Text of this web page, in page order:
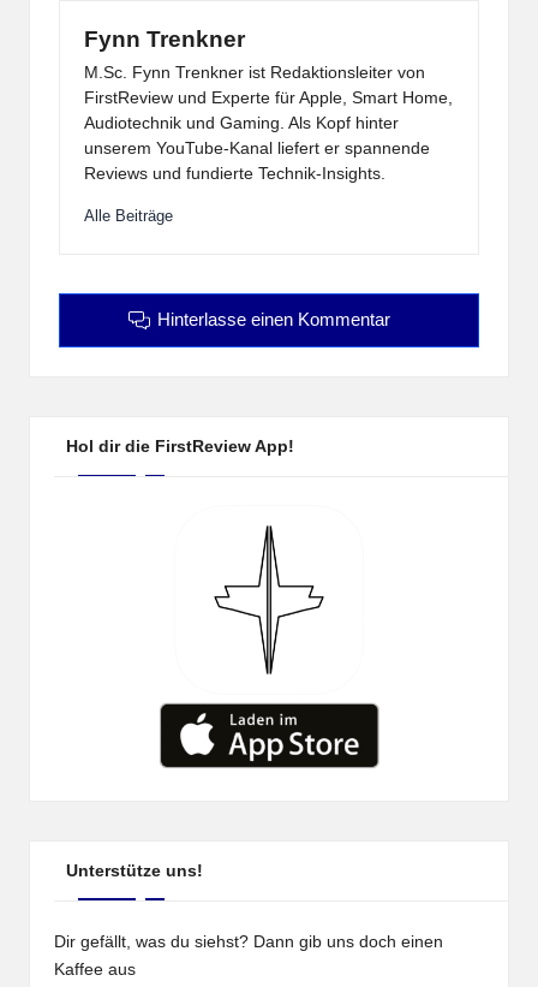
Fynn Trenkner
M.Sc. Fynn Trenkner ist Redaktionsleiter von
FirstReview und Experte für Apple, Smart Home,
Audiotechnik und Gaming. Als Kopf hinter
unserem YouTube-Kanal liefert er spannende
Reviews und fundierte Technik-Insights.
Alle Beiträge
Hinterlasse einen Kommentar
Hol dir die FirstReview App!
Unterstütze uns!
Dir gefällt, was du siehst? Dann gib uns doch einen
Kaffee aus